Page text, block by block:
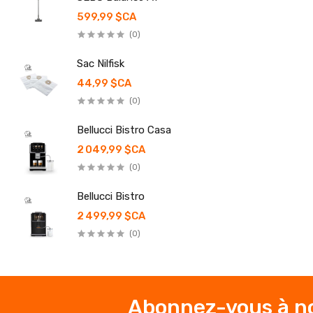
599,99 $CA
(0)
Sac Nilfisk
44,99 $CA
(0)
Bellucci Bistro Casa
2 049,99 $CA
(0)
Bellucci Bistro
2 499,99 $CA
(0)
Abonnez-vous à